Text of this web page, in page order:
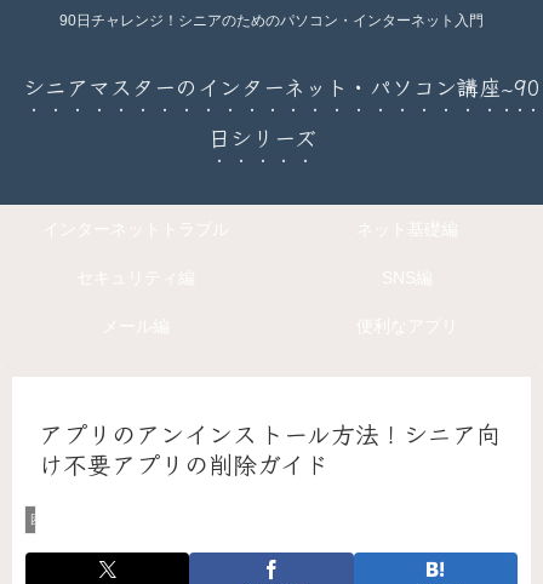
90日チャレンジ！シニアのためのパソコン・インターネット入門
シニアマスターのインターネット・パソコン講座~90
日シリーズ
アプリのアンインストール方法！シニア向
け不要アプリの削除ガイド
困ったときのデジタルお助けコーナー